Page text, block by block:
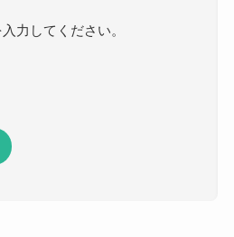
力してください。